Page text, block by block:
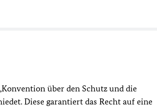
über den Schutz und die
Diese garantiert das Recht auf eine